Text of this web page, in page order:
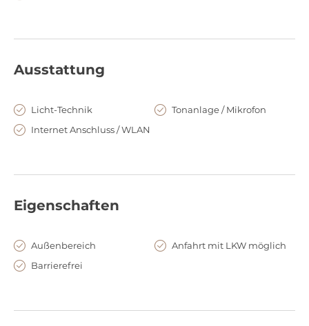
Ausstattung
Licht-Technik
Tonanlage / Mikrofon
Internet Anschluss / WLAN
Eigenschaften
Außenbereich
Anfahrt mit LKW möglich
Barrierefrei